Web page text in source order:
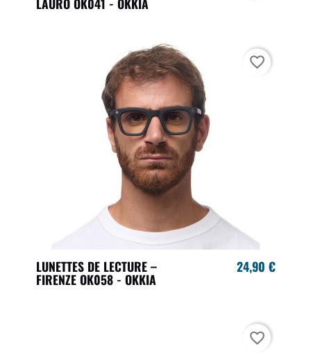
LAURO OK041 - OKKIA
LUNETTES DE LECTURE –
FIRENZE OK058 - OKKIA
24,90 €
favorite_border
favorite_border